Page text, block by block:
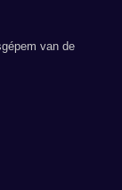
van de